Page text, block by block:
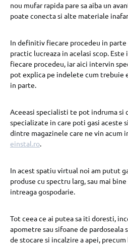
nou mufar rapida pare sa aiba un
poate conecta si alte materiale
In definitiv fiecare procedeu in
practic lucreaza in acelasi scop.
fiecare procedeu, iar aici intervin
pot explica pe indelete cum trebuie
in parte.
Aceeasi specialisti te pot indruma si
specializate in care poti gasi aceste
dintre magazinele care ne vin acum
einstal.ro.
In acest spatiu virtual noi am putut
produse cu spectru larg, sau mai
intreaga gospodarie.
Tot ceea ce ai putea sa iti doresti,
apometre sau sifoane de pardoseala
de stocare si incalzire a apei,